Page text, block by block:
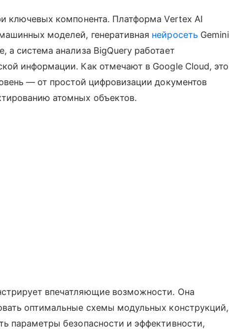
ключевых компонента. Платформа Vertex AI
моделей, генеративная нейросеть Gemini
а система анализа BigQuery работает
информации. Как отмечают в Google Cloud, это
— от простой цифровизации документов
атомных объектов.
впечатляющие возможности. Она
оптимальные схемы модульных конструкций,
параметры безопасности и эффективности,